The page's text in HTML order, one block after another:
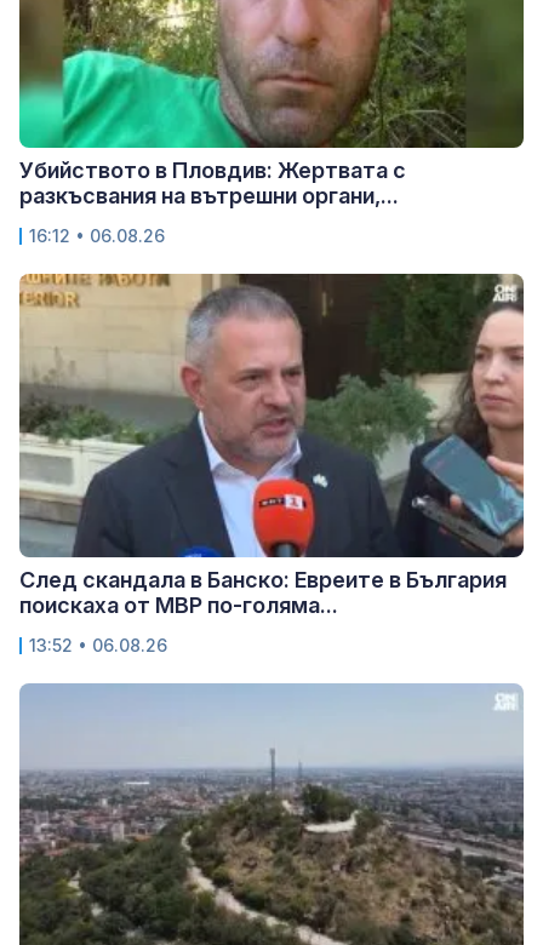
Убийството в Пловдив: Жертвата с
разкъсвания на вътрешни органи,...
16:12 • 06.08.26
След скандала в Банско: Евреите в България
поискаха от МВР по-голяма...
13:52 • 06.08.26